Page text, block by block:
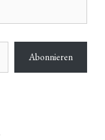
Abonnieren